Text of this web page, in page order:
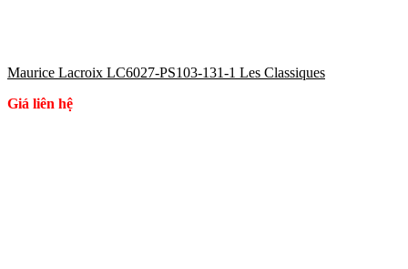
Maurice Lacroix LC6027-PS103-131-1 Les Classiques
Giá liên hệ